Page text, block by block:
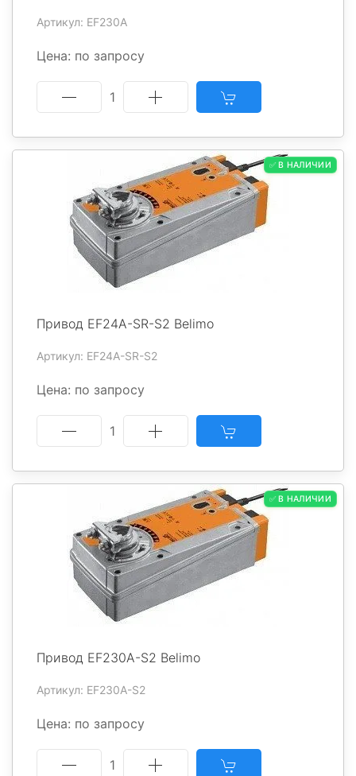
Артикул: EF230A
Цена: по запросу
1
✅ В НАЛИЧИИ
Привод EF24A-SR-S2 Belimo
Артикул: EF24A-SR-S2
Цена: по запросу
1
✅ В НАЛИЧИИ
Привод EF230A-S2 Belimo
Артикул: EF230A-S2
Цена: по запросу
1